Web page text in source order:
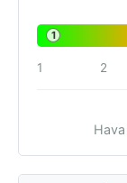
1
1 2